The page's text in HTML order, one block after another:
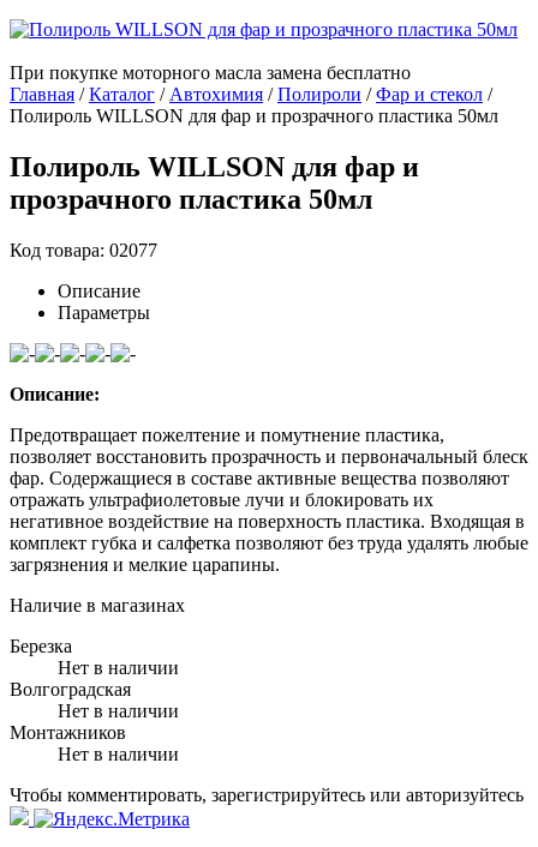
При покупке моторного масла замена бесплатно
Главная /Каталог / Автохимия /Полироли /Фар и стекол /
Полироль WILLSON для фар и прозрачного пластика 50мл
Полироль WILLSON для фар и
прозрачного пластика 50мл
Код товара: 02077
Описание
Параметры
Описание:
Предотвращает пожелтение и помутнение пластика,
позволяет восстановить прозрачность и первоначальный блеск
фар. Содержащиеся в составе активные вещества позволяют
отражать ультрафиолетовые лучи и блокировать их
негативное воздействие на поверхность пластика. Входящая в
комплект губка и салфетка позволяют без труда удалять любые
загрязнения и мелкие царапины.
Наличие в магазинах
Березка
Нет в наличии
Волгоградская
Нет в наличии
Монтажников
Нет в наличии
Чтобы комментировать, зарегистрируйтесь или авторизуйтесь